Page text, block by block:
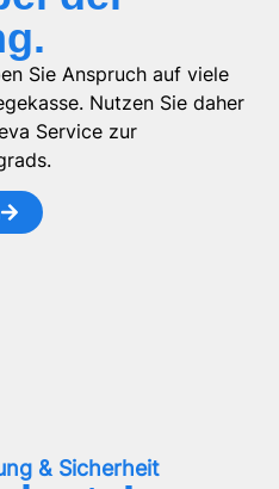
Sie Anspruch auf viele
Nutzen Sie daher
Service zur
& Sicherheit